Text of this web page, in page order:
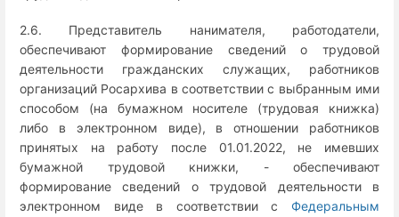
2.6. Представитель нанимателя, работодатели,
обеспечивают формирование сведений о трудовой
деятельности гражданских служащих, работников
организаций Росархива в соответствии с выбранным ими
способом (на бумажном носителе (трудовая книжка)
либо в электронном виде), в отношении работников
принятых на работу после 01.01.2022, не имевших
бумажной трудовой книжки, - обеспечивают
формирование сведений о трудовой деятельности в
электронном виде в соответствии с Федеральным